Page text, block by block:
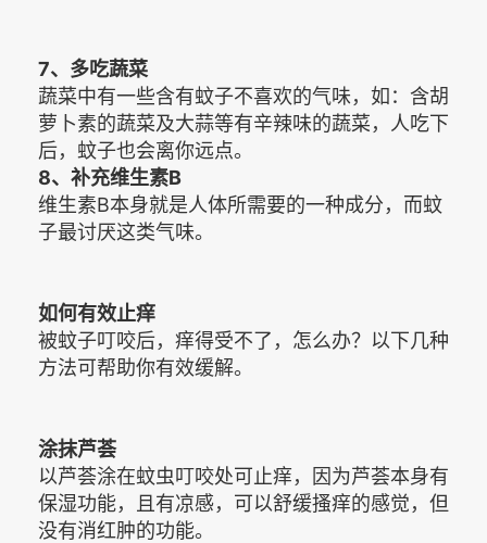
7、多吃蔬菜
蔬菜中有一些含有蚊子不喜欢的气味，如：含胡
萝卜素的蔬菜及大蒜等有辛辣味的蔬菜，人吃下
后，蚊子也会离你远点。
8、补充维生素B
维生素B本身就是人体所需要的一种成分，而蚊
子最讨厌这类气味。
如何有效止痒
被蚊子叮咬后，痒得受不了，怎么办？以下几种
方法可帮助你有效缓解。
涂抹芦荟
以芦荟涂在蚊虫叮咬处可止痒，因为芦荟本身有
保湿功能，且有凉感，可以舒缓搔痒的感觉，但
没有消红肿的功能。